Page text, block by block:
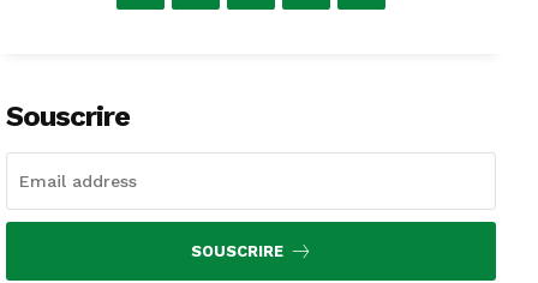
Souscrire
SOUSCRIRE